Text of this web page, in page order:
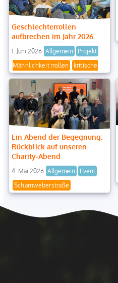
Geschlechterrollen
aufbrechen im Jahr 2026
1. Juni 2026 Allgemein
Projekt
Demokratielernen
Geschlechterrollen
kritische Männlichkeit
Ein Abend der Begegnung:
Rückblick auf unseren
Charity-Abend
4. Mai 2026 Allgemein
Event
Scharnweberstraße